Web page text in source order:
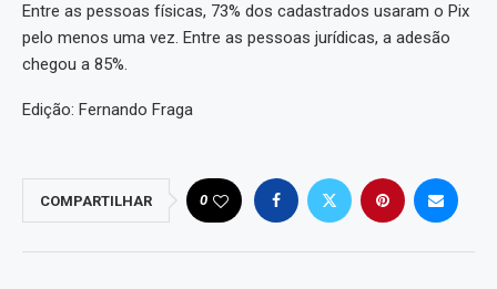
Entre as pessoas físicas, 73% dos cadastrados usaram o Pix
pelo menos uma vez. Entre as pessoas jurídicas, a adesão
chegou a 85%.
Edição: Fernando Fraga
COMPARTILHAR 0